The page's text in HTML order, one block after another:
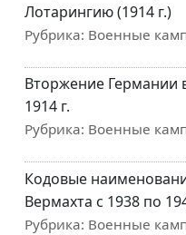
Лотарингию (1914 г.)
Рубрика: Военные
Вторжение Германии
1914 г.
Рубрика: Военные
Кодовые
Вермахта с 1938 по
Рубрика: Военные